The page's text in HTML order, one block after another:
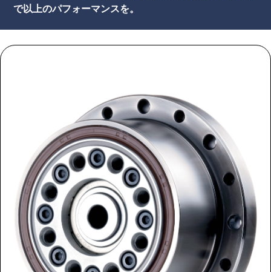
で以上のパフォーマンスを。